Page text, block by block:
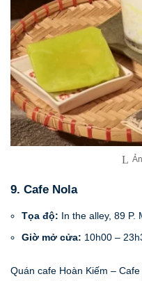
9. Cafe Nola
Tọa độ: In the alley, 89 P.
Giờ mở cửa: 10h00 –
Quán cafe Hoàn Kiếm –